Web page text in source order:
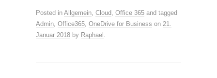
Posted in Allgemein, Cloud, Office 365 and tagged
Admin, Office365, OneDrive for Business on 21.
Januar 2018 by Raphael .